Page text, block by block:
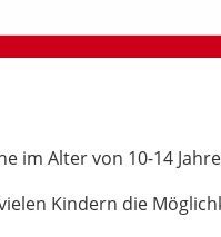
im Alter von 10-14
Kindern die